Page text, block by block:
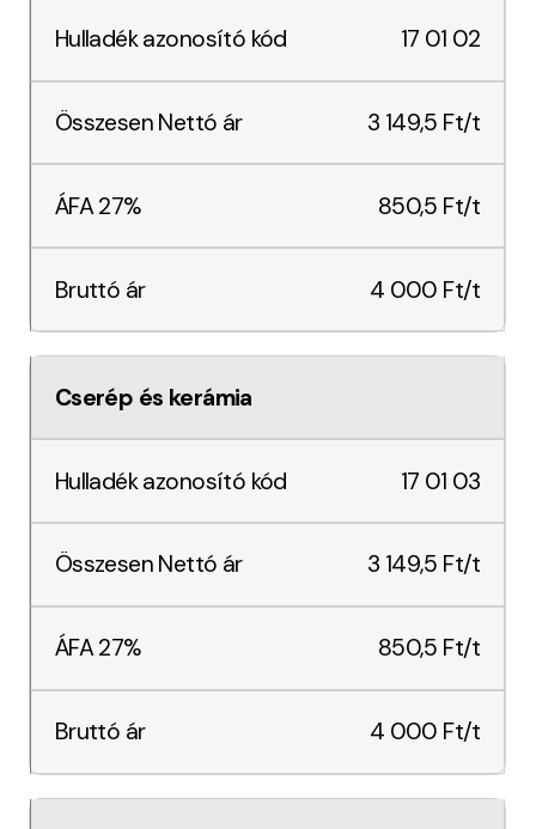
17 01 02
3 149,5 Ft/t
850,5 Ft/t
4 000 Ft/t
Cserép és kerámia
17 01 03
3 149,5 Ft/t
850,5 Ft/t
4 000 Ft/t